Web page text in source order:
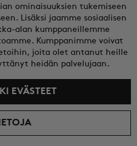
aukio 7
ESPOO
2
ILTO Oy
arvonlisäveron. Kuluttajat
ominaisuuksien tukemiseen
Lisäksi jaamme sosiaalisen
alan kumppaneillemme
Kumppanimme voivat
joita olet antanut heille
heidän palvelujaan.
EVÄSTEET